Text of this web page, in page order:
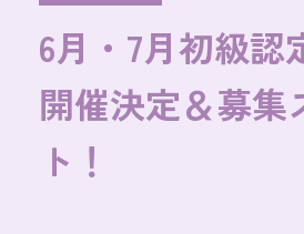
6月・7月初級認
開催決定＆募集
ト！